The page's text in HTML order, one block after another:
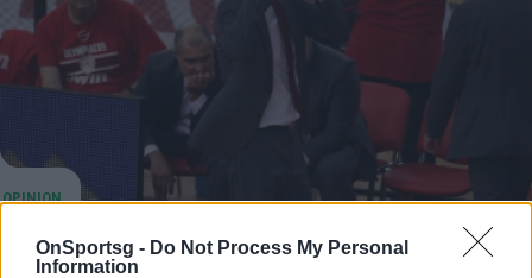
OnSportsg - Do Not Process My Personal
Information
Ο Μπαρτζώκας να ανάψει λαμπάδα στον